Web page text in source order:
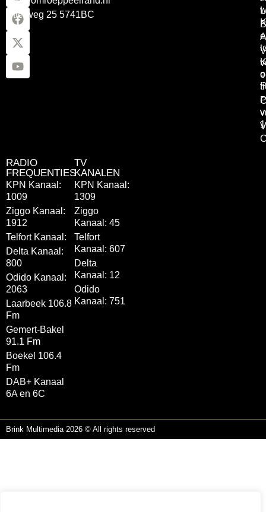
Otterweg 25 5741BC
RADIO
FREQUENTIES
KPN Kanaal:
1009
Ziggo Kanaal:
1912
Telfort Kanaal:
Delta Kanaal:
800
Odido Kanaal:
2063
Laarbeek 106.8
Fm
Gemert-Bakel
91.1 Fm
Boekel 106.4
Fm
DAB+ Kanaal
6A en 6C
TV
KANALEN
KPN Kanaal:
1309
Ziggo
Kanaal: 45
Telfort
Kanaal: 607
Delta
Kanaal: 12
Odido
Kanaal: 751
Brink Multimedia 2026 © All rights reserved